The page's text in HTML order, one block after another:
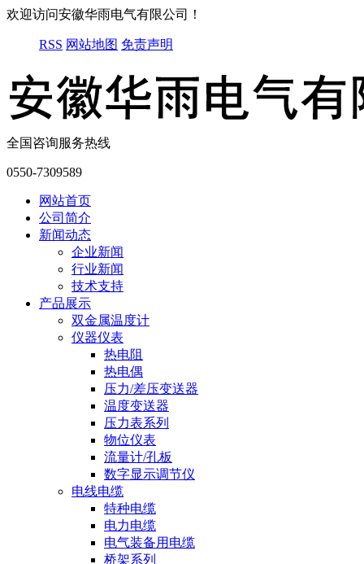
欢迎访问安徽华雨电气有限公司！
RSS 网站地图 免责声明
全国咨询服务热线
0550-7309589
网站首页
公司简介
新闻动态
企业新闻
行业新闻
技术支持
产品展示
双金属温度计
仪器仪表
热电阻
热电偶
压力/差压变送器
温度变送器
压力表系列
物位仪表
流量计/孔板
数字显示调节仪
电线电缆
特种电缆
电力电缆
电气装备用电缆
桥架系列